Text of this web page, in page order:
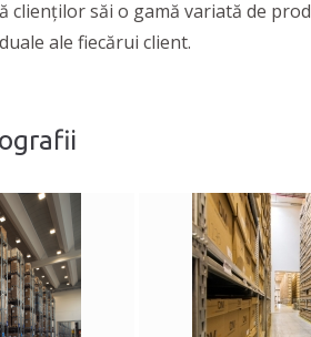
clienţilor săi o gamă variată de
ale fiecărui client.